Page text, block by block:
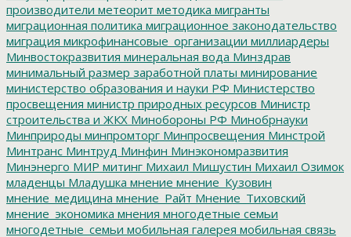
производители метеорит методика мигранты
миграционная политика миграционное законодательство
миграция микрофинансовые_организации миллиардеры
Минвостокразвития минеральная вода Минздрав
минимальный размер заработной платы минирование
министерство образования и науки РФ Министерство
просвещения министр природных ресурсов Министр
строительства и ЖКХ Минобороны РФ Минобрнауки
Минприроды минпромторг Минпросвещения Минстрой
Минтранс Минтруд Минфин Минэкономразвития
Минэнерго МИР митинг Михаил Мишустин Михаил Озимок
младенцы Младушка мнение мнение_Кузовин
мнение_медицина мнение_Райт Мнение_Тиховский
мнение_экономика мнения многодетные семьи
многодетные_семьи мобильная галерея мобильная связь